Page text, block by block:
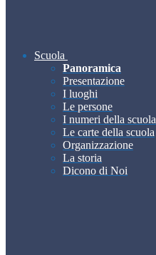
Scuola
Panoramica
Presentazione
I luoghi
Le persone
I numeri della scuola
Le carte della scuola
Organizzazione
La storia
Dicono di Noi